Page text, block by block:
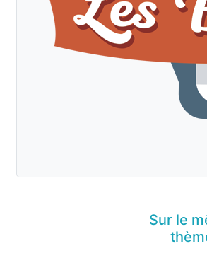
Sur le